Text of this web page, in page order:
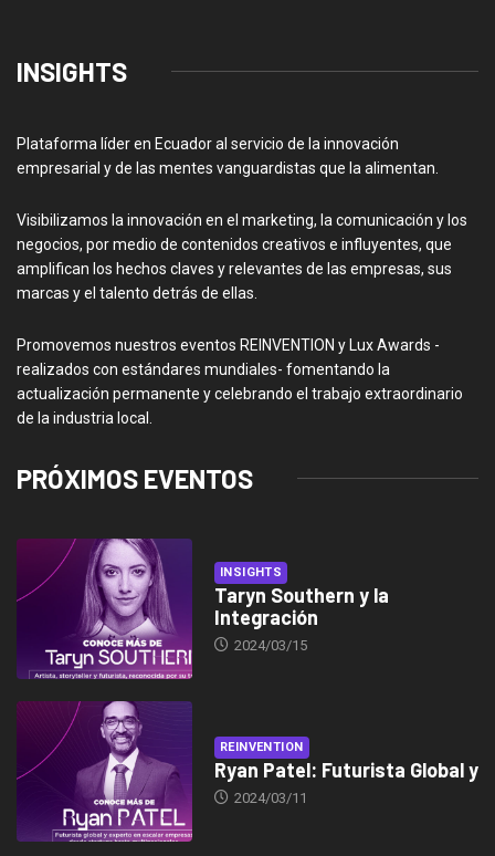
INSIGHTS
Plataforma líder en Ecuador al servicio de la innovación
empresarial y de las mentes vanguardistas que la alimentan.
Visibilizamos la innovación en el marketing, la comunicación y los
negocios, por medio de contenidos creativos e influyentes, que
amplifican los hechos claves y relevantes de las empresas, sus
marcas y el talento detrás de ellas.
Promovemos nuestros eventos REINVENTION y Lux Awards -
realizados con estándares mundiales- fomentando la
actualización permanente y celebrando el trabajo extraordinario
de la industria local.
PRÓXIMOS EVENTOS
INSIGHTS
Taryn Southern y la
Integración
2024/03/15
REINVENTION
Ryan Patel: Futurista Global y
2024/03/11